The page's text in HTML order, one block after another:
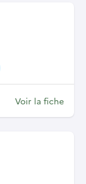
Voir la fiche